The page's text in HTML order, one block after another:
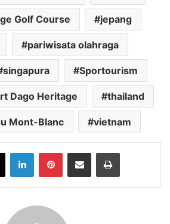
Golf Course jepang
pariwisata olahraga
singapura Sportourism
Dago Heritage thailand
Mont-Blanc vietnam
X LinkedInPinterestShare via Email Print